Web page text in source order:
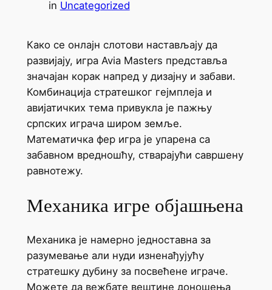
in Uncategorized
Како се онлајн слотови настављају да
развијају, игра Avia Masters представља
значајан корак напред у дизајну и забави.
Комбинација стратешког гејмплеја и
авијатичких тема привукла је пажњу
српских играча широм земље.
Математичка фер игра је упарена са
забавном вредношћу, стварајући савршену
равнотежу.
Механика игре објашњена
Механика је намерно једноставна за
разумевање али нуди изненађујућу
стратешку дубину за посвећене играче.
Можете да вежбате вештине доношења